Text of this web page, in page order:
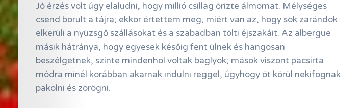
Jó érzés volt úgy elaludni, hogy millió csillag őrizte álmomat. Mélységes
csend borult a tájra; ekkor értettem meg, miért van az, hogy sok zarándok
elkerüli a nyüzsgő szállásokat és a szabadban tölti éjszakáit. Az albergue
másik hátránya, hogy egyesek későig fent ülnek és hangosan
beszélgetnek, szinte mindenhol voltak baglyok; mások viszont pacsirta
módra minél korábban akarnak indulni reggel, úgyhogy öt körül nekifognak
pakolni és zörögni.